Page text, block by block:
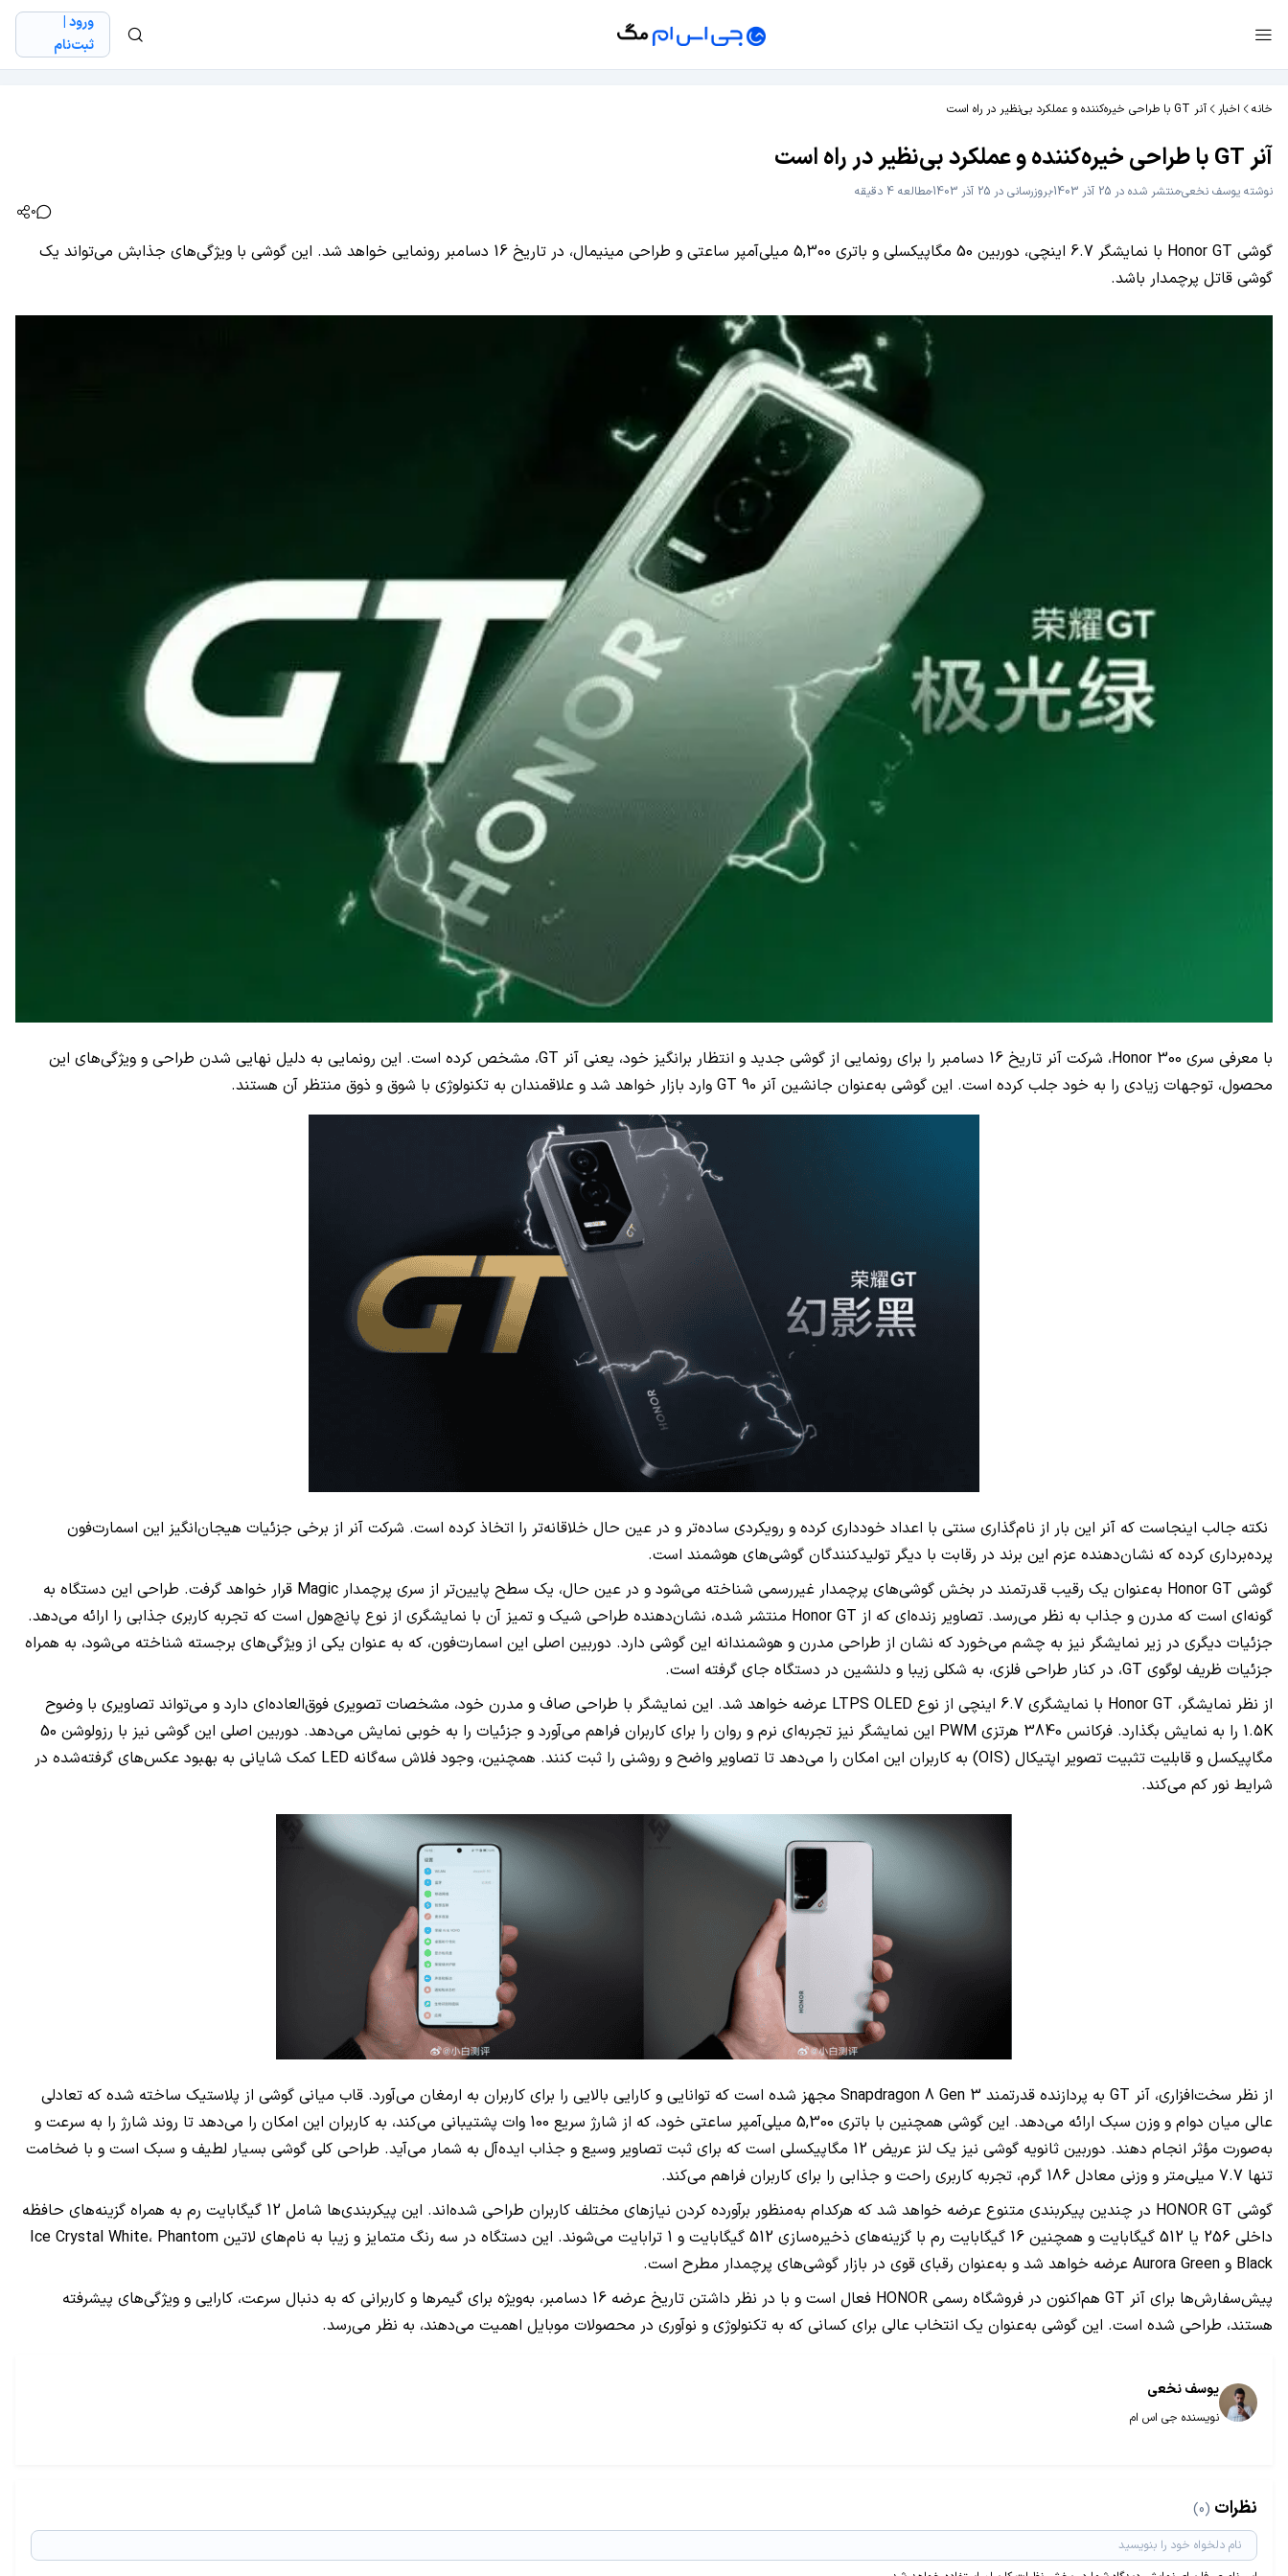
ورود |
ثبت‌نام
خانه اخبار آنر GT با طراحی خیره‌کننده و عملکرد بی‌نظیر در راه است
آنر GT با طراحی خیره‌کننده و عملکرد بی‌نظیر در راه است
نوشته یوسف نخعیمنتشر شده در 25 آذر 1403 بروزرسانی در 25 آذر 1403
مطالعه 4 دقیقه
0
گوشی Honor GT با نمایشگر 6.7 اینچی، دوربین 50 مگاپیکسلی و باتری 5,300 میلی‌آمپر ساعتی و طراحی مینیمال، در تاریخ 16 دسامبر رونمایی خواهد شد. این گوشی با ویژگی‌های جذابش می‌تواند یک
گوشی قاتل پرچمدار باشد.
با معرفی سری Honor 300، شرکت آنر تاریخ 16 دسامبر را برای رونمایی از گوشی جدید و انتظار برانگیز خود، یعنی آنر GT، مشخص کرده است. این رونمایی به دلیل نهایی شدن طراحی و ویژگی‌های این
محصول، توجهات زیادی را به خود جلب کرده است. این گوشی به‌عنوان جانشین آنر 90 GT وارد بازار خواهد شد و علاقمندان به تکنولوژی با شوق و ذوق منتظر آن هستند.
نکته جالب اینجاست که آنر این بار از نام‌گذاری سنتی با اعداد خودداری کرده و رویکردی ساده‌تر و در عین حال خلاقانه‌تر را اتخاذ کرده است. شرکت آنر از برخی جزئیات هیجان‌انگیز این اسمارت‌فون
پرده‌برداری کرده که نشان‌دهنده عزم این برند در رقابت با دیگر تولیدکنندگان گوشی‌های هوشمند است.
گوشی Honor GT به‌عنوان یک رقیب قدرتمند در بخش گوشی‌های پرچمدار غیررسمی شناخته می‌شود و در عین حال، یک سطح پایین‌تر از سری پرچمدار Magic قرار خواهد گرفت. طراحی این دستگاه به
گونه‌ای است که مدرن و جذاب به نظر می‌رسد. تصاویر زنده‌ای که از Honor GT منتشر شده، نشان‌دهنده طراحی شیک و تمیز آن با نمایشگری از نوع پانچ‌هول است که تجربه کاربری جذابی را ارائه می‌دهد.
جزئیات دیگری در زیر نمایشگر نیز به چشم می‌خورد که نشان از طراحی مدرن و هوشمندانه این گوشی دارد. دوربین اصلی این اسمارت‌فون، که به عنوان یکی از ویژگی‌های برجسته شناخته می‌شود، به همراه
جزئیات ظریف لوگوی GT، در کنار طراحی فلزی، به شکلی زیبا و دلنشین در دستگاه جای گرفته است.
از نظر نمایشگر، Honor GT با نمایشگری 6.7 اینچی از نوع LTPS OLED عرضه خواهد شد. این نمایشگر با طراحی صاف و مدرن خود، مشخصات تصویری فوق‌العاده‌ای دارد و می‌تواند تصاویری با وضوح
1.5K را به نمایش بگذارد. فرکانس 3840 هرتزی PWM این نمایشگر نیز تجربه‌ای نرم و روان را برای کاربران فراهم می‌آورد و جزئیات را به خوبی نمایش می‌دهد. دوربین اصلی این گوشی نیز با رزولوشن 50
مگاپیکسل و قابلیت تثبیت تصویر اپتیکال (OIS) به کاربران این امکان را می‌دهد تا تصاویر واضح و روشنی را ثبت کنند. همچنین، وجود فلاش سه‌گانه LED کمک شایانی به بهبود عکس‌های گرفته‌شده در
شرایط نور کم می‌کند.
از نظر سخت‌افزاری، آنر GT به پردازنده قدرتمند Snapdragon 8 Gen 3 مجهز شده است که توانایی و کارایی بالایی را برای کاربران به ارمغان می‌آورد. قاب میانی گوشی از پلاستیک ساخته شده که تعادلی
عالی میان دوام و وزن سبک ارائه می‌دهد. این گوشی همچنین با باتری 5,300 میلی‌آمپر ساعتی خود، که از شارژ سریع 100 وات پشتیبانی می‌کند، به کاربران این امکان را می‌دهد تا روند شارژ را به سرعت و
به‌صورت مؤثر انجام دهند. دوربین ثانویه گوشی نیز یک لنز عریض 12 مگاپیکسلی است که برای ثبت تصاویر وسیع و جذاب ایده‌آل به شمار می‌آید. طراحی کلی گوشی بسیار لطیف و سبک است و با ضخامت
تنها 7.7 میلی‌متر و وزنی معادل 186 گرم، تجربه کاربری راحت و جذابی را برای کاربران فراهم می‌کند.
گوشی HONOR GT در چندین پیکربندی متنوع عرضه خواهد شد که هرکدام به‌منظور برآورده کردن نیازهای مختلف کاربران طراحی شده‌اند. این پیکربندی‌ها شامل 12 گیگابایت رم به همراه گزینه‌های حافظه
داخلی 256 یا 512 گیگابایت و همچنین 16 گیگابایت رم با گزینه‌های ذخیره‌سازی 512 گیگابایت و 1 ترابایت می‌شوند. این دستگاه در سه رنگ متمایز و زیبا به نام‌های لاتین Ice Crystal White، Phantom
Black و Aurora Green عرضه خواهد شد و به‌عنوان رقبای قوی در بازار گوشی‌های پرچمدار مطرح است.
پیش‌سفارش‌ها برای آنر GT هم‌اکنون در فروشگاه رسمی HONOR فعال است و با در نظر داشتن تاریخ عرضه 16 دسامبر، به‌ویژه برای گیمرها و کاربرانی که به دنبال سرعت، کارایی و ویژگی‌های پیشرفته
هستند، طراحی شده است. این گوشی به‌عنوان یک انتخاب عالی برای کسانی که به تکنولوژی و نوآوری در محصولات موبایل اهمیت می‌دهند، به نظر می‌رسد.
یوسف نخعی
نویسنده جی اس ام
نظرات (0)